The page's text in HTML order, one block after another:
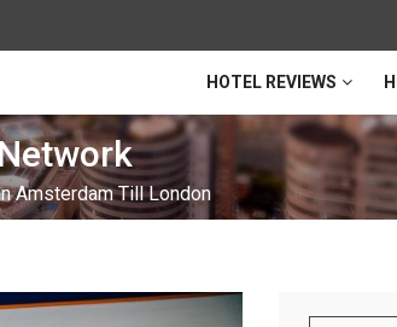
HOTEL REVIEWS
Amsterdam Till London